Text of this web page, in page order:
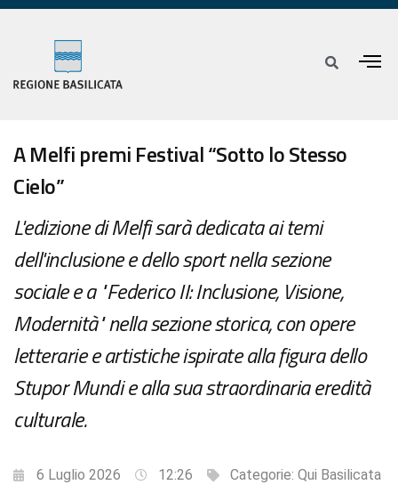
A Melfi premi Festival “Sotto lo Stesso
Cielo”
L'edizione di Melfi sarà dedicata ai temi
dell'inclusione e dello sport nella sezione
sociale e a "Federico II: Inclusione, Visione,
Modernità" nella sezione storica, con opere
letterarie e artistiche ispirate alla figura dello
Stupor Mundi e alla sua straordinaria eredità
culturale.
6 Luglio 2026 12:26 Categorie: Qui Basilicata